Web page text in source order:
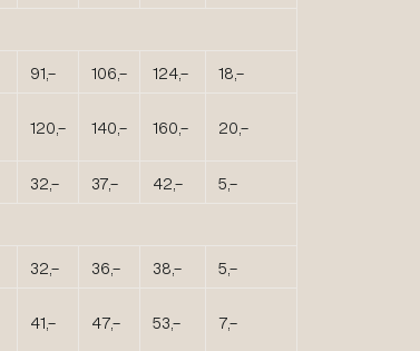
91,- 106,- 124,-
18,-
120,- 140,- 160,- 20,-
32,- 37,- 42,- 5,-
32,- 36,- 38,-
5,-
41,- 47,- 53,- 7,-